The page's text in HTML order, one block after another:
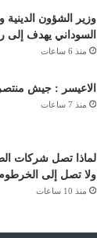
وزير الشؤون
السوداني يهدف إلى
منذ 6 ساعات
الاعيسر : جيش
منذ 7 ساعات
لماذا تصل شركات
ولا تصل إلى
منذ 10 ساعات